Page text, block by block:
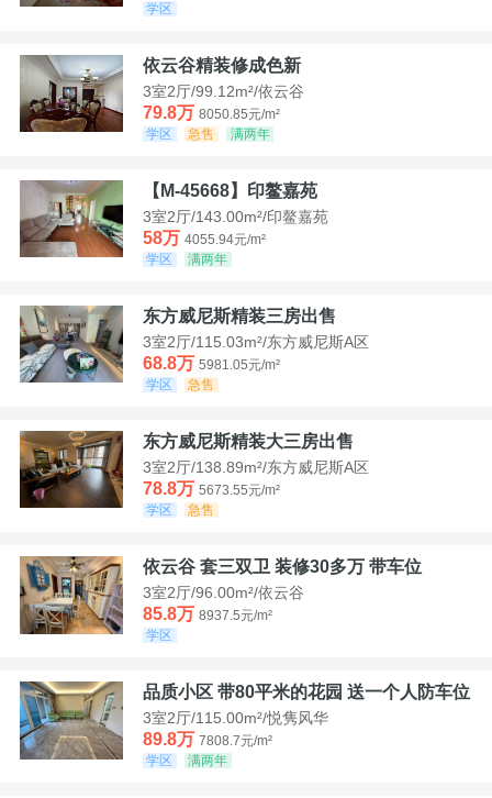
学区
依云谷精装修成色新
3室2厅/99.12m²/依云谷
79.8万 8050.85元/m²
学区
急售 满两年
【M-45668】印鳌嘉苑
3室2厅/143.00m²/印鳌嘉苑
58万 4055.94元/m²
学区
满两年
东方威尼斯精装三房出售
3室2厅/115.03m²/东方威尼斯A区
68.8万 5981.05元/m²
学区
急售
东方威尼斯精装大三房出售
3室2厅/138.89m²/东方威尼斯A区
78.8万 5673.55元/m²
学区
急售
依云谷 套三双卫 装修30多万 带车位
3室2厅/96.00m²/依云谷
85.8万 8937.5元/m²
学区
品质小区 带80平米的花园 送一个人防车位
3室2厅/115.00m²/悦隽风华
89.8万 7808.7元/m²
学区
满两年